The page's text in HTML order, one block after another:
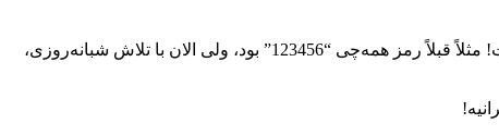
ببینید، ما در چارچوب روندهای جهانی و کنشگری بومی حرکت می‌کنیم. یعنی تهدیدها جهانی‌اند، ولی واکنش‌هامون کاملاً بومی و خلاقانه‌ست! مثلاً قبلاً رمز همه‌چی “123456” بود، ولی الان با تلاش شبانه‌روزی،